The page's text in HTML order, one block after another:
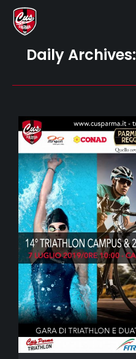
Daily Archives: